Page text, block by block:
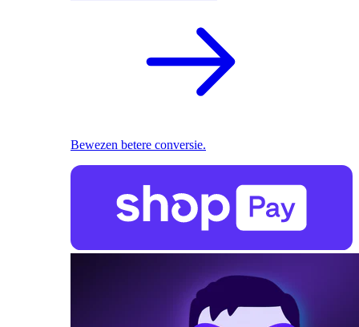
Bewezen betere conversie.